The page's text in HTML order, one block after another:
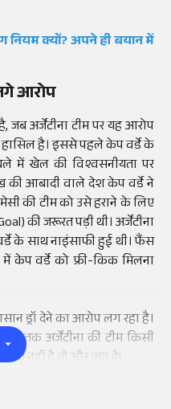
क्यों? अपने ही बयान में
आरोप
जब अर्जेंटीना टीम पर यह आरोप
हासिल है। इससे पहले केप वर्डे के
में खेल की विश्वसनीयता पर
आबादी वाले देश केप वर्डे ने
की टीम को उसे हराने के लिए
की जरूरत पड़ी थी। अर्जेंटीना
के साथ नाइंसाफी हुई थी। फैंस
केप वर्डे को फ्री-किक मिलना
ड्रॉ देने का आरोप लग रहा है।
तक अर्जेंटीना की टीम किसी
नहीं है तो और क्या है!